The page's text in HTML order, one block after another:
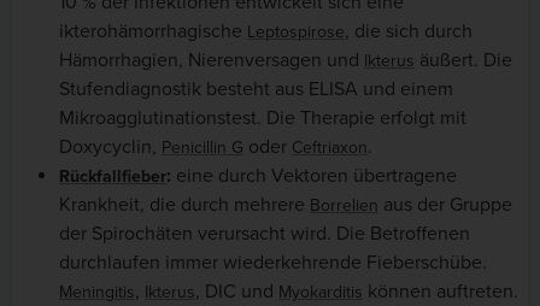
ikterohämorrhagische Leptospirose, die sich durch
Hämorrhagien, Nierenversagen und Ikterus äußert. Die
Stufendiagnostik besteht aus ELISA und einem
Mikroagglutinationstest. Die Therapie erfolgt mit
Doxycyclin, Penicillin G oder Ceftriaxon.
Rückfallfieber: eine durch Vektoren übertragene
Krankheit, die durch mehrere Borrelien aus der Gruppe
der Spirochäten verursacht wird. Die Betroffenen
durchlaufen immer wiederkehrende Fieberschübe.
Meningitis, Ikterus, DIC und Myokarditis können auftreten.